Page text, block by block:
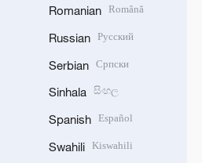
Romanian Română
Russian Русский
Serbian Српски
Sinhala සිංහල
Spanish Español
Swahili Kiswahili